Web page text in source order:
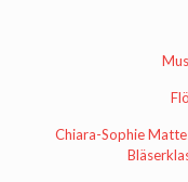
Chiara-Sophie